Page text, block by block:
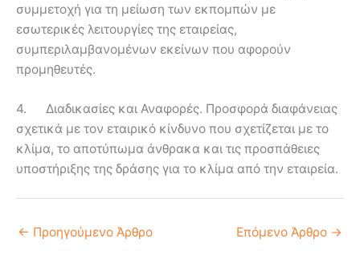
συμμετοχή για τη μείωση των εκπομπών με
εσωτερικές λειτουργίες της εταιρείας,
συμπεριλαμβανομένων εκείνων που αφορούν
προμηθευτές.
4. Διαδικασίες και Αναφορές. Προσφορά διαφάνειας
σχετικά με τον εταιρικό κίνδυνο που σχετίζεται με το
κλίμα, το αποτύπωμα άνθρακα και τις προσπάθειες
υποστήριξης της δράσης για το κλίμα από την εταιρεία.
← Προηγούμενο Άρθρο Επόμενο Άρθρο →